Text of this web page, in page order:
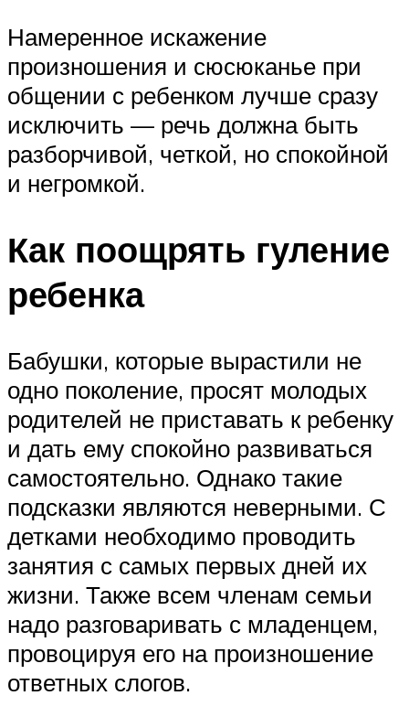
Намеренное искажение
произношения и сюсюканье при
общении с ребенком лучше сразу
исключить — речь должна быть
разборчивой, четкой, но спокойной
и негромкой.
Как поощрять гуление
ребенка
Бабушки, которые вырастили не
одно поколение, просят молодых
родителей не приставать к ребенку
и дать ему спокойно развиваться
самостоятельно. Однако такие
подсказки являются неверными. С
детками необходимо проводить
занятия с самых первых дней их
жизни. Также всем членам семьи
надо разговаривать с младенцем,
провоцируя его на произношение
ответных слогов.